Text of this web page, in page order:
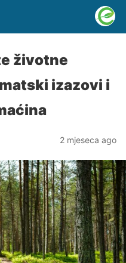
životne
izazovi i
2 mjeseca ago